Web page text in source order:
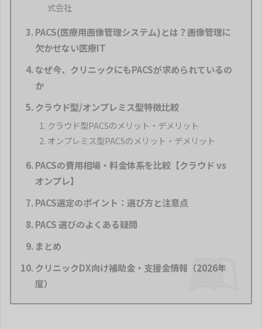
式会社
PACS(医療用画像管理システム)とは？画像管理に
欠かせない医療IT
なぜ今、クリニックにもPACSが求められているの
か
クラウド型/オンプレミス型特徴比較
クラウド型PACSのメリット・デメリット
オンプレミス型PACSのメリット・デメリット
PACSの費用相場・料金体系を比較【クラウド vs
オンプレ】
PACS選定のポイント：選び方と注意点
PACS 選びのよくある疑問
まとめ
クリニックDX向け補助金・支援金情報（2026年
度）